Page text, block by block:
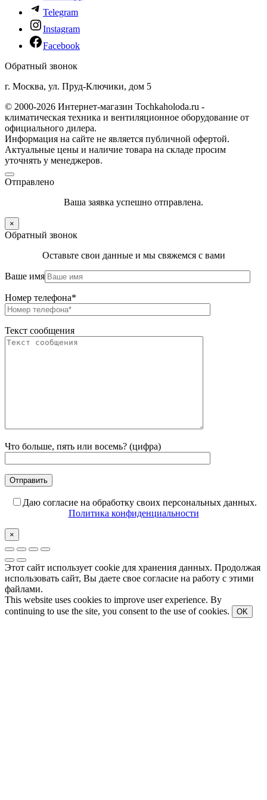
Telegram
Instagram
Facebook
Обратный звонок
г. Москва, ул. Пруд-Ключики, дом 5
© 2000-2026 Интернет-магазин Tochkaholoda.ru -
климатическая техника и вентиляционное оборудование от
официального дилера.
Информация на сайте не является публичной офертой.
Актуальные цены и наличие товара на складе просим
уточнять у менеджеров.
Отправлено
Ваша заявка успешно отправлена.
×
Обратный звонок
Оставьте свои данные и мы свяжемся с вами
Ваше имя
Номер телефона*
Текст сообщения
Что больше, пять или восемь? (цифра)
Даю согласие на обработку своих персональных данных.
Политика конфиденциальности
×
Этот сайт использует cookie для хранения данных. Продолжая
использовать сайт, Вы даете свое согласие на работу с этими
файлами.
This website uses cookies to improve user experience. By
continuing to use the site, you consent to the use of cookies.
OK